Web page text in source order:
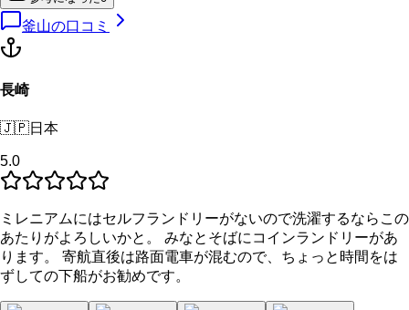
釜山の口コミ
長崎
🇯🇵日本
5.0
ミレニアムにはセルフランドリーがないので洗濯するならこの
あたりがよろしいかと。 みなとそばにコインランドリーがあ
ります。 寄航直後は路面電車が混むので、ちょっと時間をは
ずしての下船がお勧めです。